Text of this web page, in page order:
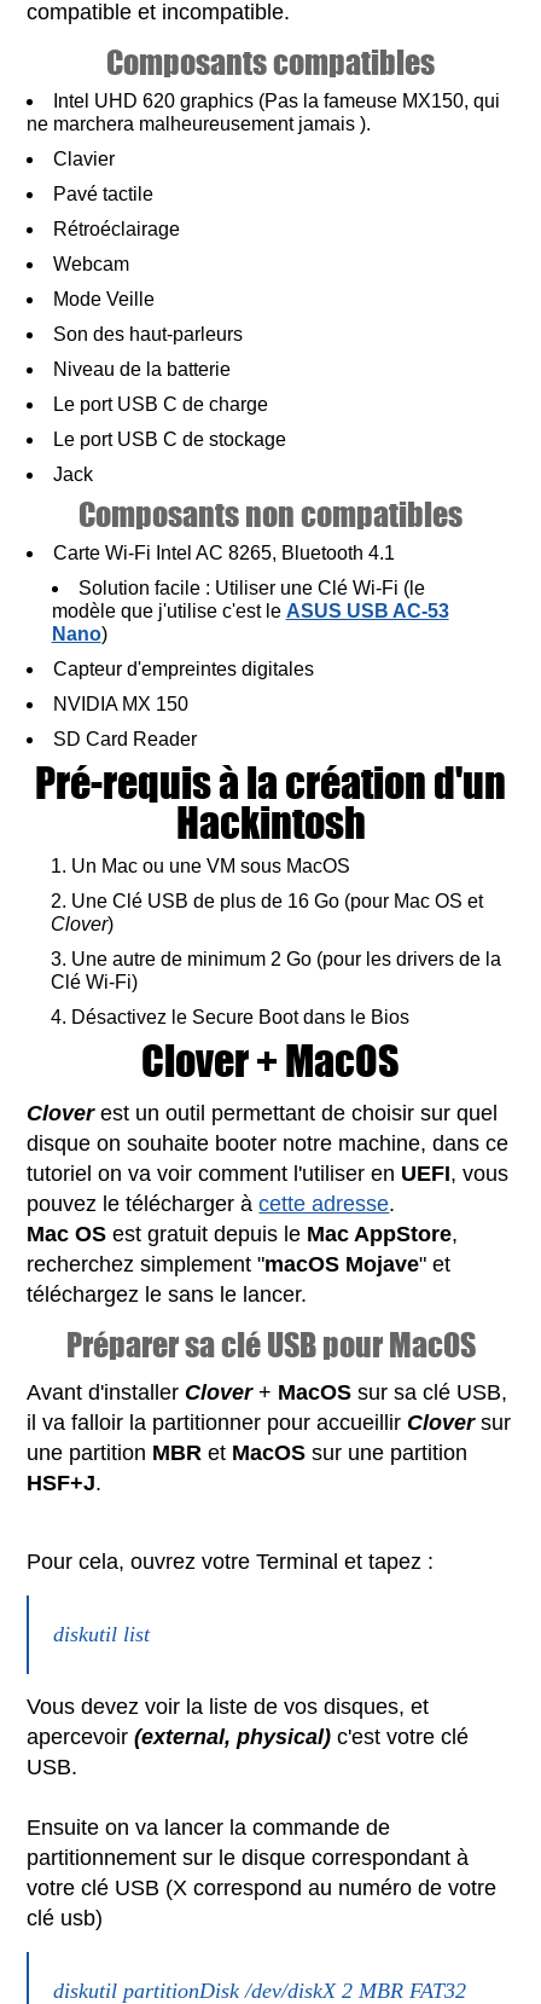
compatible et incompatible.
Composants compatibles
Intel UHD 620 graphics (Pas la fameuse MX150, qui
ne marchera malheureusement jamais ).
Clavier
Pavé tactile
Rétroéclairage
Webcam
Mode Veille
Son des haut-parleurs
Niveau de la batterie
Le port USB C de charge
Le port USB C de stockage
Jack
Composants non compatibles
Carte Wi-Fi Intel AC 8265, Bluetooth 4.1
Solution facile : Utiliser une Clé Wi-Fi (le
modèle que j'utilise c'est le ASUS USB AC-53
Nano)
Capteur d'empreintes digitales
NVIDIA MX 150
SD Card Reader
Pré-requis à la création d'un
Hackintosh
Un Mac ou une VM sous MacOS
Une Clé USB de plus de 16 Go (pour Mac OS et
Clover)
Une autre de minimum 2 Go (pour les drivers de la
Clé Wi-Fi)
Désactivez le Secure Boot dans le Bios
Clover + MacOS
Clover est un outil permettant de choisir sur quel
disque on souhaite booter notre machine, dans ce
tutoriel on va voir comment l'utiliser en UEFI, vous
pouvez le télécharger àcette adresse.
Mac OSest gratuit depuis le Mac AppStore,
recherchez simplement "macOS Mojave" et
téléchargez le sans le lancer.
Préparer sa clé USB pour MacOS
Avant d'installer Clover+ MacOS sur sa clé USB,
il va falloir la partitionner pour accueillir Cloversur
une partition MBRet MacOSsur une partition
HSF+J.
Pour cela, ouvrez votre Terminal et tapez :
diskutil list
Vous devez voir la liste de vos disques, et
apercevoir(external, physical) c'est votre clé
USB.
Ensuite on va lancer la commande de
partitionnement sur le disque correspondant à
votre clé USB (X correspond au numéro de votre
clé usb)
diskutil partitionDisk /dev/diskX 2 MBR FAT32